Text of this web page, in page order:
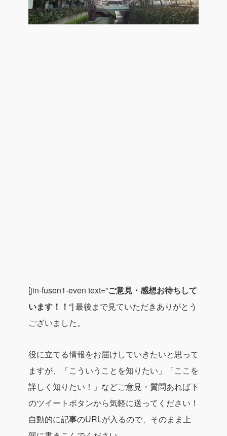
[jin-fusen1-even text=”ご意見・感想お待ちして
います！！ “]最後まで見ていただきありがとう
ございました。
役に立てる情報をお届けしていきたいと思って
ますが、
「こういうことを知りたい」
「ここを
詳しく知りたい！」 などご意見・質問あれば下
のツイートボタンから気軽に送ってください！
自動的に記事のURLが入るので、そのまま上